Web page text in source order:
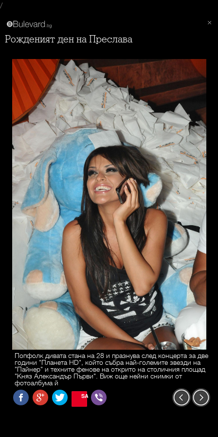
/
Рожденият ден на Преслава
Попфолк дивата стана на 28 и празнува след концерта за две
години "Планета HD", който събра най-големите звезди на
"Пайнер" и техните фенове на открито на столичния площад
"Княз Александър Първи". Виж още нейни снимки от
фотоалбума й
SAVE